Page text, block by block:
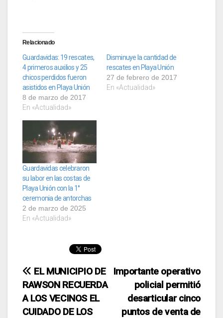
Relacionado
Guardavidas: 19 rescates,
4 primeros auxilios y 25
chicos perdidos fueron
asistidos en Playa Unión
8 de marzo de 2017
En «Actualidad»
Disminuye la cantidad de
rescates en Playa Unión
27 de febrero de 2017
En «Actualidad»
Guardavidas celebraron
su labor en las costas de
Playa Unión con la 1°
ceremonia de antorchas
2 de marzo de 2025
En «Actualidad»
Navegación
de
Importante operativo
policial permitió
desarticular cinco
puntos de venta de
EL MUNICIPIO DE
RAWSON RECUERDA
A LOS VECINOS EL
CUIDADO DE LOS